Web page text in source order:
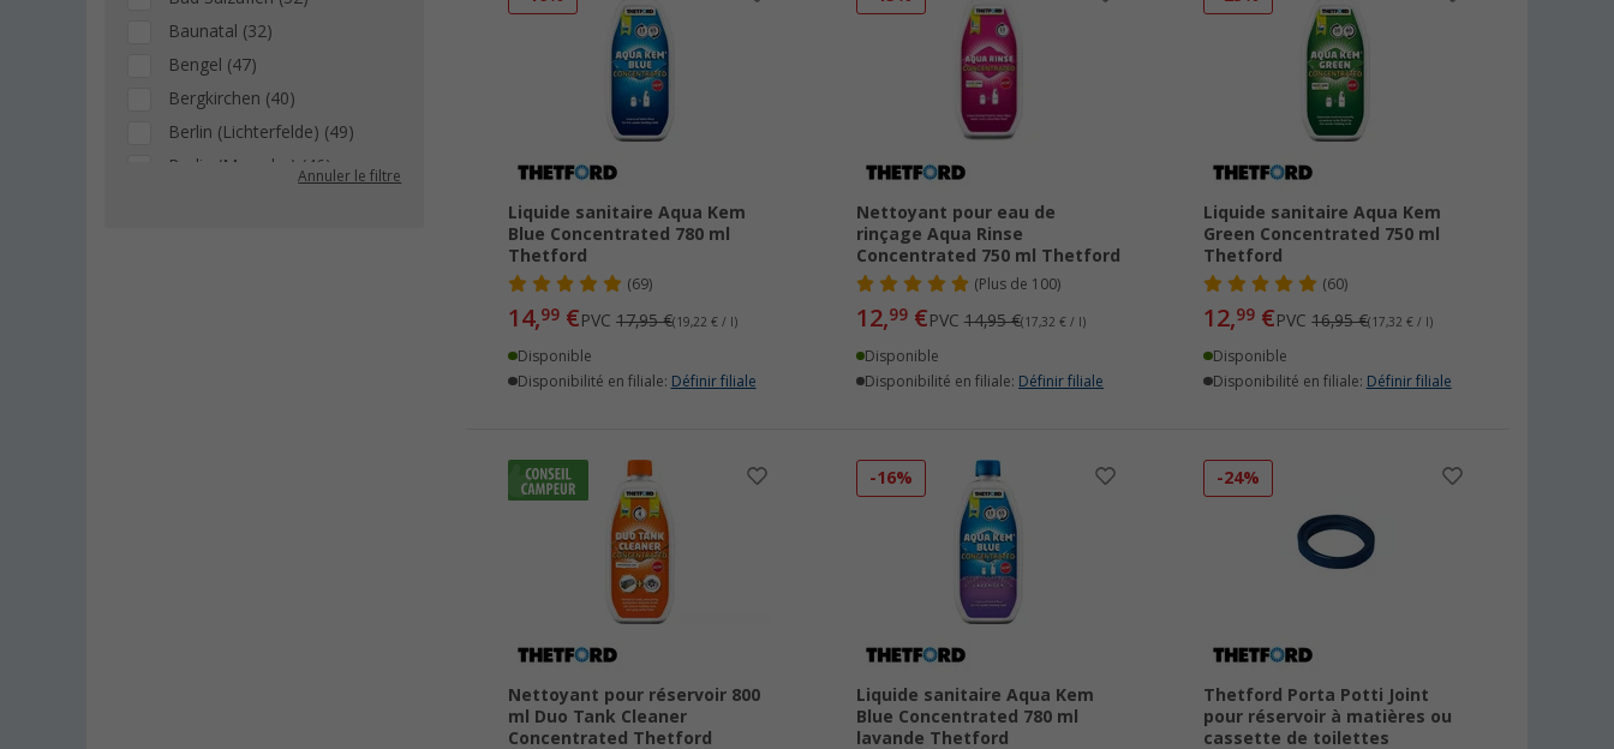
Baunatal (32)
Bengel (47)
Bergkirchen (40)
Berlin (Lichterfelde) (49)
Berlin (Marzahn) (46)
Annuler le filtre
Liquide sanitaire Aqua Kem
Blue Concentrated 780 ml
Thetford
(69)
14,99 €PVC17,95 €(19,22 € / l)
Disponible
Disponibilité en filiale: Définir filiale
Nettoyant pour eau de
rinçage Aqua Rinse
Concentrated 750 ml Thetford
( Plus de 100)
12,99€PVC14,95 €(17,32 € / l)
Disponible
Disponibilité en filiale: Définir filiale
Liquide sanitaire Aqua Kem
Green Concentrated 750 ml
Thetford
(60)
12,99 €PVC16,95 €(17,32 € / l)
Disponible
Disponibilité en filiale: Définir filiale
Nettoyant pour réservoir 800
ml Duo Tank Cleaner
Concentrated Thetford
-16%
Liquide sanitaire Aqua Kem
Blue Concentrated 780 ml
lavande Thetford
-24%
Thetford Porta Potti Joint
pour réservoir à matières ou
cassette de toilettes